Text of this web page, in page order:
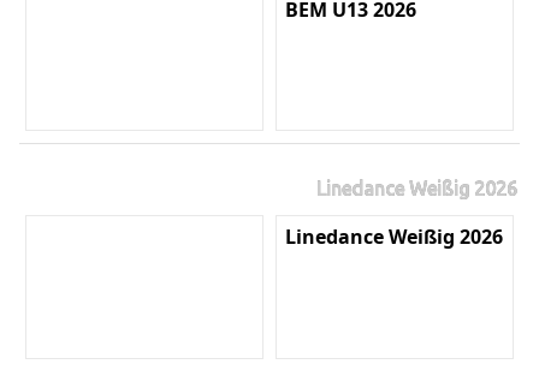
BEM U13 2026
Linedance Weißig 2026
Linedance Weißig 2026